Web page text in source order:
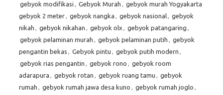
gebyok modifikasi , Gebyok Murah , gebyok murah Yogyakarta
gebyok 2 meter, gebyok nangka , gebyok nasional, gebyok
nikah , gebyok nikahan , gebyok olx , gebyok patangaring ,
gebyok pelaminan murah , gebyok pelaminan putih , gebyok
pengantin bekas , Gebyok pintu , gebyok putih modern ,
gebyok rias pengantin , gebyok rono , gebyok room
adarapura , gebyok rotan , gebyok ruang tamu , gebyok
rumah , gebyok rumah jawa desa kuno , gebyok rumah joglo ,